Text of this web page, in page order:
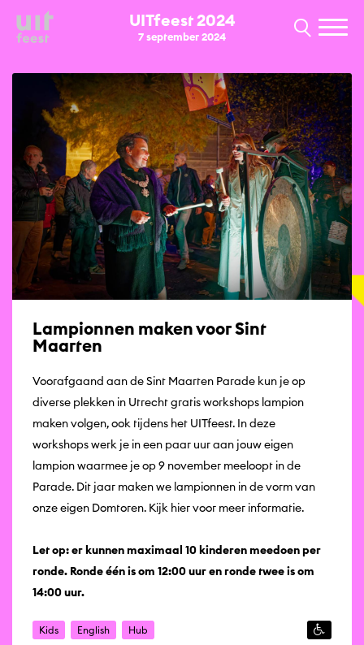
UITfeest 2024
7 september 2024
Lampionnen maken voor Sint
Maarten
Voorafgaand aan de Sint Maarten Parade kun je op
diverse plekken in Utrecht gratis workshops lampion
maken volgen, ook tijdens het UITfeest. In deze
workshops werk je in een paar uur aan jouw eigen
lampion waarmee je op 9 november meeloopt in de
Parade. Dit jaar maken we lampionnen in de vorm van
onze eigen Domtoren. Kijk hier voor meer informatie.
Let op: er kunnen maximaal 10 kinderen meedoen per
ronde. Ronde één is om 12:00 uur en ronde twee is om
14:00 uur.
Kids English Hub